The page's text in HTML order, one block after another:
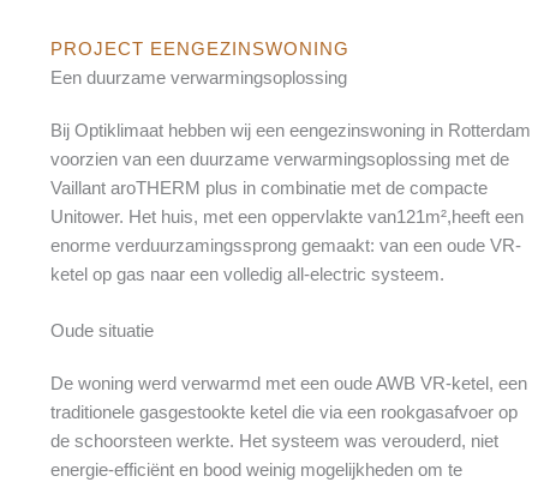
PROJECT EENGEZINSWONING
Een duurzame verwarmingsoplossing
Bij Optiklimaat hebben wij een eengezinswoning in Rotterdam
voorzien van een duurzame verwarmingsoplossing met de
Vaillant aroTHERM plus in combinatie met de compacte
Unitower. Het huis, met een oppervlakte van121m²,heeft een
enorme verduurzamingssprong gemaakt: van een oude VR-
ketel op gas naar een volledig all-electric systeem.
Oude situatie
De woning werd verwarmd met een oude AWB VR-ketel, een
traditionele gasgestookte ketel die via een rookgasafvoer op
de schoorsteen werkte. Het systeem was verouderd, niet
energie-efficiënt en bood weinig mogelijkheden om te